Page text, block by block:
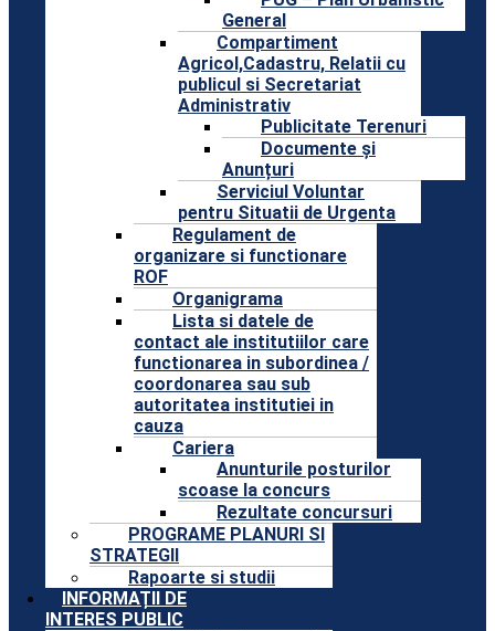
General
Compartiment
Agricol,Cadastru, Relatii cu
publicul si Secretariat
Administrativ
Publicitate Terenuri
Documente și
Anunțuri
Serviciul Voluntar
pentru Situatii de Urgenta
Regulament de
organizare si functionare
ROF
Organigrama
Lista si datele de
contact ale institutiilor care
functionarea in subordinea /
coordonarea sau sub
autoritatea institutiei in
cauza
Cariera
Anunturile posturilor
scoase la concurs
Rezultate concursuri
PROGRAME PLANURI SI
STRATEGII
Rapoarte si studii
INFORMAȚII DE
INTERES PUBLIC